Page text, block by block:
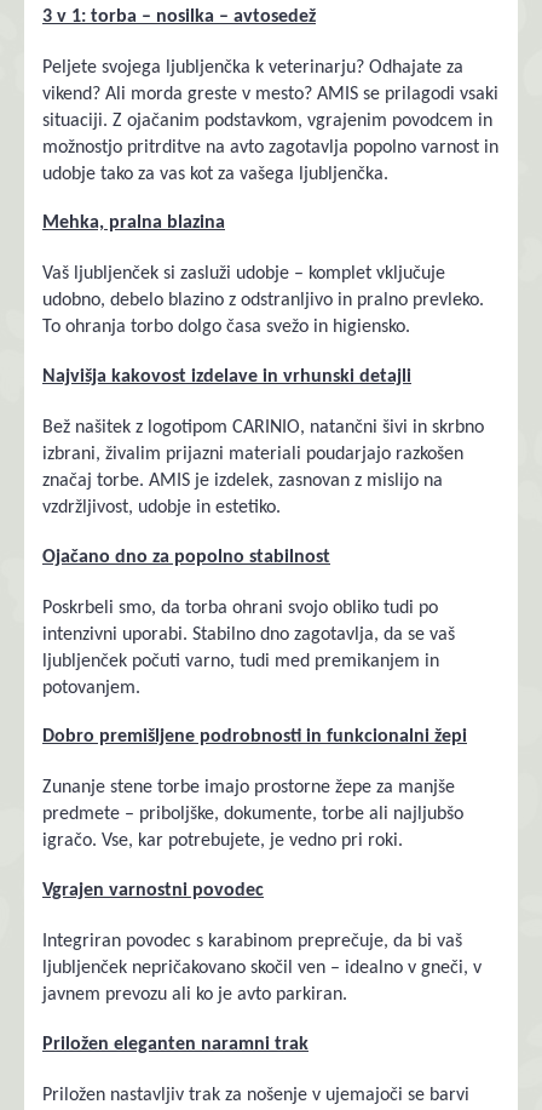
3 v 1: torba – nosilka – avtosedež
Peljete svojega ljubljenčka k veterinarju? Odhajate za
vikend? Ali morda greste v mesto? AMIS se prilagodi vsaki
situaciji. Z ojačanim podstavkom, vgrajenim povodcem in
možnostjo pritrditve na avto zagotavlja popolno varnost in
udobje tako za vas kot za vašega ljubljenčka.
Mehka, pralna blazina
Vaš ljubljenček si zasluži udobje – komplet vključuje
udobno, debelo blazino z odstranljivo in pralno prevleko.
To ohranja torbo dolgo časa svežo in higiensko.
Najvišja kakovost izdelave in vrhunski detajli
Bež našitek z logotipom CARINIO, natančni šivi in ​​skrbno
izbrani, živalim prijazni materiali poudarjajo razkošen
značaj torbe. AMIS je izdelek, zasnovan z mislijo na
vzdržljivost, udobje in estetiko.
Ojačano dno za popolno stabilnost
Poskrbeli smo, da torba ohrani svojo obliko tudi po
intenzivni uporabi. Stabilno dno zagotavlja, da se vaš
ljubljenček počuti varno, tudi med premikanjem in
potovanjem.
Dobro premišljene podrobnosti in funkcionalni žepi
Zunanje stene torbe imajo prostorne žepe za manjše
predmete – priboljške, dokumente, torbe ali najljubšo
igračo. Vse, kar potrebujete, je vedno pri roki.
Vgrajen varnostni povodec
Integriran povodec s karabinom preprečuje, da bi vaš
ljubljenček nepričakovano skočil ven – idealno v gneči, v
javnem prevozu ali ko je avto parkiran.
Priložen eleganten naramni trak
Priložen nastavljiv trak za nošenje v ujemajoči se barvi